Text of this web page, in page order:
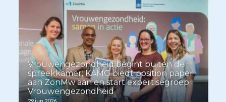
Vrouwengezondheid begint buiten de
spreekkamer; KAMG biedt position paper
aan ZonMw aan en start expertisegroep
Vrouwengezondheid